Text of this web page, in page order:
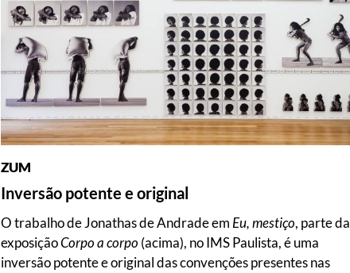
ZUM
Inversão potente e original
O trabalho de Jonathas de Andrade em Eu, mestiço, parte da
exposiçãoCorpo a corpo (acima), no IMS Paulista, é uma
inversão potente e original das convenções presentes nas